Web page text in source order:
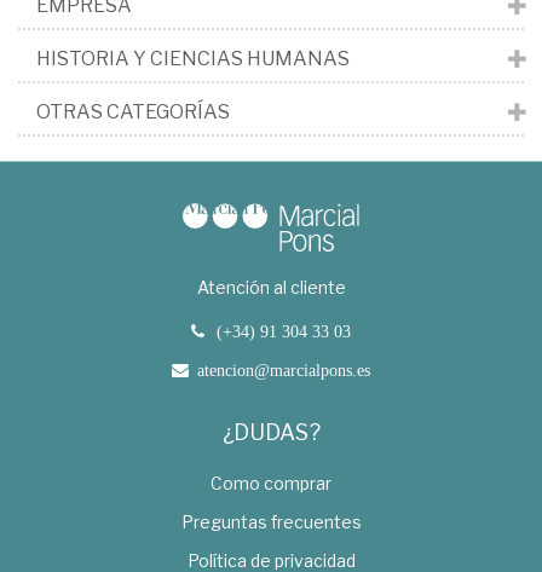
EMPRESA
HISTORIA Y CIENCIAS HUMANAS
OTRAS CATEGORÍAS
Atención al cliente
(+34) 91 304 33 03
atencion@marcialpons.es
¿DUDAS?
Como comprar
Preguntas frecuentes
Política de privacidad